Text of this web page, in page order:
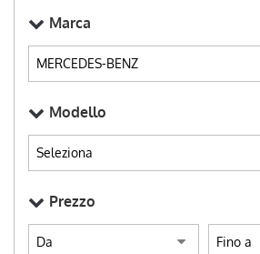
Marca
Modello
Prezzo